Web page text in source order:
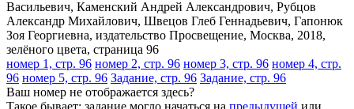
номер 1, стр. 96 номер 2, стр. 96 номер 3, стр. 96 номер 4, стр.
96 номер 5, стр. 96 Задание, стр. 96 Задание, стр. 96
Ваш номер не отображается здесь?
Такое бывает: задание могло начаться на предыдущей или